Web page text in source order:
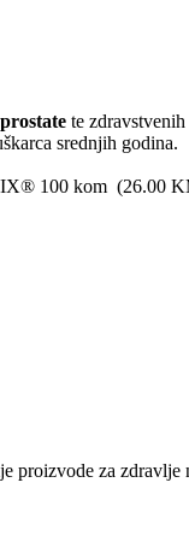
te
srednjih godina.
100 kom (26.00
proizvode za zdravlje